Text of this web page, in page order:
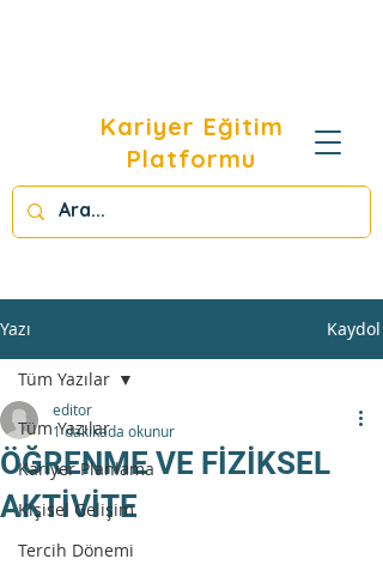
Kariyer Eğitim
Platformu
Yazı Kaydol
Tüm Yazılar
Kariyer Planlama
Kişisel Gelişim
Tercih Dönemi
Tüm Yazılar
ÖĞRENME VE FİZİKSEL
AKTİVİTE
editor
1 dakikada okunur